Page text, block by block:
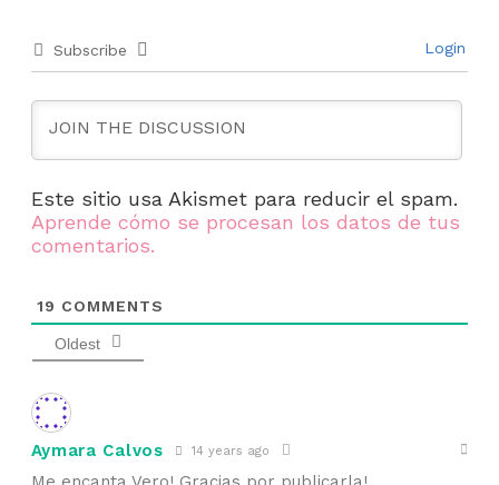
Subscribe Login
Este sitio usa Akismet para reducir el spam.
Aprende cómo se procesan los datos de tus
comentarios.
19 COMMENTS
Oldest
Aymara Calvos 14 years ago